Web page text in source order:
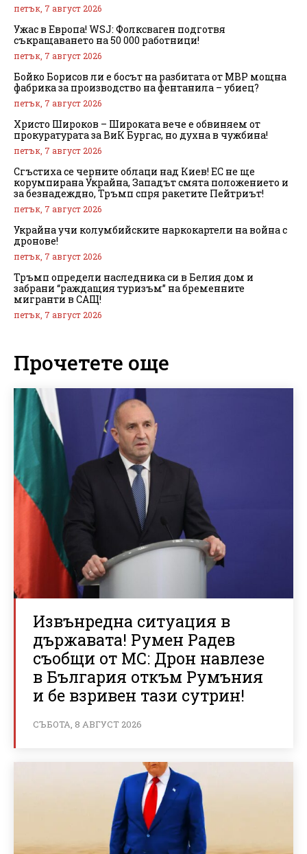
петък, 7 август 2026
Ужас в Европа! WSJ: Фолксваген подготвя
съкращаването на 50 000 работници!
петък, 7 август 2026
Бойко Борисов ли е босът на разбитата от МВР мощна
фабрика за производство на фентанила – убиец?
петък, 7 август 2026
Христо Широков – Широката вече е обвиняем от
прокуратурата за ВиК Бургас, но духна в чужбина!
петък, 7 август 2026
Сгъстиха се черните облаци над Киев! ЕС не ще
корумпирана Украйна, Западът смята положението и
за безнадеждно, Тръмп спря ракетите Пейтриът!
петък, 7 август 2026
Украйна учи колумбийските наркокартели на война с
дронове!
петък, 7 август 2026
Тръмп определи наследника си в Белия дом и
забрани “раждащия туризъм” на бременните
мигранти в САЩ!
петък, 7 август 2026
Прочетете още
Извънредна ситуация в
държавата! Румен Радев
съобщи от МС: Дрон навлезе
в България откъм Румъния
и бе взривен тази сутрин!
СЪБОТА, 8 АВГУСТ 2026